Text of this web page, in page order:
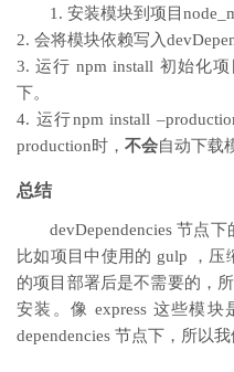
1. 安装模块到项目
2. 会将模块依赖写入
3. 运行 npm install 初始化
下。
4. 运行npm install
production时， 不会自动下载
总结
devDependencies 节点
比如项目中使用的 gulp ，压
的项目部署后是不需要的，
安装。像 express 这些模
dependencies 节点下，所以